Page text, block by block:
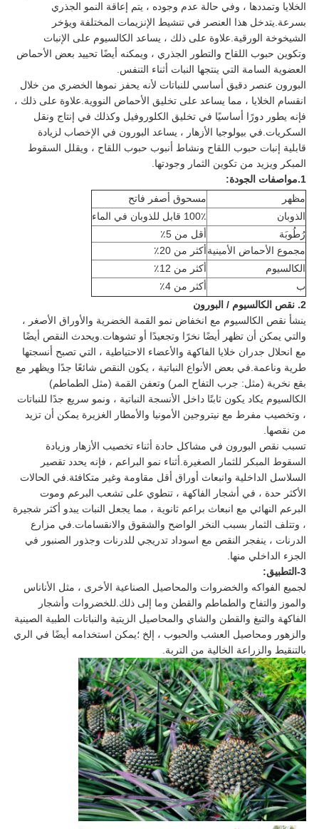
الخلايا وتمددها ، وفي حالة عدم وجوده ، يتم إعاقة النمو الجذري
بسرعة.يتدخل هذا العنصر في تنشيط الإنزيمات المختلفة ويؤخر
الشيخوخة الورقية.علاوة على ذلك ، يساعد الكالسيوم على الإنبات
وتكوين حبوب اللقاح والتطور الجذري ، ويمكنه أيضًا تحييد بعض الأحماض
العضوية السامة التي ينتجها النبات أثناء التنفس.
البورون عنصر دقيق أساسي للنباتات لأنه يحفز نموها الخضري من خلال
انقسام الخلايا ، مما يساعد على تخليق الأحماض النووية.علاوة على ذلك ،
فإنه يطور دورًا أساسيًا في تخليق الكلوروفيل وكذلك في إنتاج ونقل
السكريات.في بيولوجيا الأزهار ، يساعد البورون في الإخصاب لزيادة
قابلية إنبات حبوب اللقاح ونشاط أنبوب حبوب اللقاح ، ويقلل السقوط
المبكر ويزيد من تكوين الثمار وجودتها.
1.مواصفات الجودة:
مظهر
مسحوق أصفر فاتح
الذوبان
100٪ قابل للذوبان في الماء
رُطُوبَة
أقل من 5٪
مجموع الأحماض الأمينيةأكثر من 20٪
الكالسيوم
أكثر من 12٪
ب
أكثر من 4٪
2. نقص الكالسيوم / البورون
ينشأ نقص الكالسيوم مع انخفاض نمو القمة الخضرية والأوراق الأصغر ،
والتي يمكن أن تظهر أيضًا نخرًا وتجعيدًا أو تشوهات.ويحدث النقص أيضًا
مع انحلال جدران خلايا الفاكهة والأعضاء الاحتياطية ، التي تصبح أنسجتها
طرية وناعمة.في بعض الأنواع النباتية ، يكون النقص شائعًا جدًا ويظهر مع
بقع نخرية (مثل: جرب التفاح المر) وتعفن القمة (مثل الطماطم)
الكالسيوم يكاد يكون ثابتًا داخل الأنسجة النباتية ، ونمو سريع جدًا للنباتات
، وتخصيب مفرط مع نيتروجين الأمونيا والأمطار الغزيرة يمكن أن تزيد
من نقصها.
تسبب نقص البورون في مشاكل حادة أثناء تخصيب الأزهار وزيادة
السقوط المبكر للثمار الصغيرة.أثناء نمو البراعم ، فإنه يحدد تقصير
السلاسل الداخلية وانبعاث أوراق أقل مقاومة وغير متكافئة.في الحالات
الأكثر حدة ، في أشجار الفاكهة ، تنطوي على تشعب البرعم وموت
البرعم النهائي مع انبعاث براعم ثانوية ، مما يجعل النبات يبدو أكثر شجيرة
، وتتلف الثمار بسبب النخر الواضح والشقوق والانقسامات.في مزارع
الدرنات ، ينفجر النقص مع اسوداد تدريجي للدرنات وجذور الصنبور في
الجزء الداخلي منها.
3-التطبيق:
لجميع الفواكه والخضروات والمحاصيل الصناعية الأخرى ، مثل الأناناس
والموز والتفاح والطماطم والقطن وما إلى ذلك.للخضروات وأشجار
الفاكهة والتبغ والقطن والشاي والمحاصيل الزيتية والنباتات الطبية الصينية
والزهور ومحاصيل العشب والحبوب ، إلخ ؛يمكن استخدامه أيضًا في الري
بالتنقيط والزراعة الخالية من التربة.